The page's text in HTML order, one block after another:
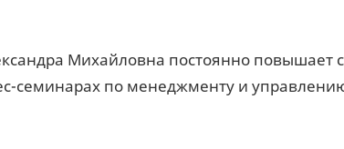
Михайловна постоянно повышает
семинарах по менеджменту и